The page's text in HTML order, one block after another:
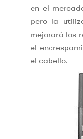
en el
pero la
mejorará los
el
el cabello.